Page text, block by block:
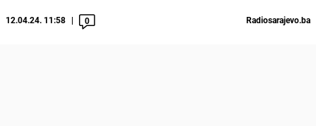
12.04.24. 11:58 0 Radiosarajevo.ba